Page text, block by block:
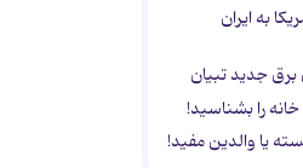
به ایران
برق جدید تبیان
را بشناسید!
یا والدین مفید!